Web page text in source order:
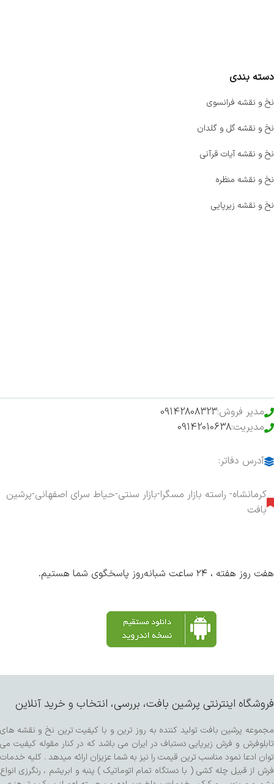
دسته بندی
نخ و نقشه فرانسوی
نخ و نقشه گل و گلدان
نخ و نقشه آیات قرآنی
نخ و نقشه منظره
نخ و نقشه زیرپایی
مدیر فروش:09142808323
مدیریت:09142010638
آدرس دفاتر:
کرمانشاه- راسته بازار مسگرا-بازار سنتی-حیاط سرای اصفهانی-پرشین
بافت
هفت روز هفته ، ۲۴ ساعت شبانه‌روز پاسخگوی شما هستیم.
فروشگاه اینترنتی پرشین بافت، بررسی، انتخاب و خرید آنلاین
مجموعه پرشین بافت تولید کننده به روز ترین و با کیفیت ترین نخ و نقشه های
تابلوفرش و فرش زیرپایی دستباف در ایران می باشد که در کنار مقوله کیفیت می
توان ادعا نمود مناسب ترین قیمت را نیز به شما عزیزان ارائه میدهد . کلیه خدمات
فرش از قبیل چله کشی ( با دستگاه تمام اتوماتیک ) پنبه و ابریشم ، رنگرزی انواع